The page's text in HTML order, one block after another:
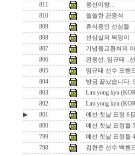
811
웅선이랑...
810
쓸쓸한 관중석
809
휴식중인 선심들
808
선심실의 복덩이
807
기념품교환처의
806
전웅선. 임규태 ..
805
임규태 선수 포핸
804
방금 끝났습니다.
803
Lim yong kyu
802
Lim yong kyu
▶
801 예선 첫날 표정 6
800
예선 첫날 표정들 5
799
예선 첫날 표정들 4
798
김현준 선수 백핸